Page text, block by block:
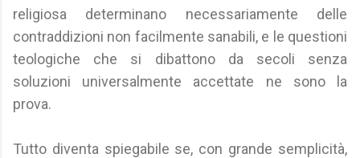
religiosa determinano necessariamente delle
contraddizioni non facilmente sanabili, e le questioni
teologiche che si dibattono da secoli senza
soluzioni universalmente accettate ne sono la
prova.
Tutto diventa spiegabile se, con grande semplicità,